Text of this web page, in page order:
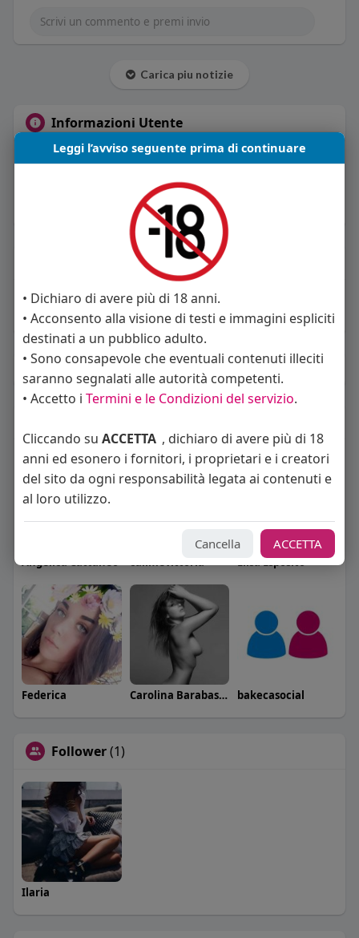
Carica piu notizie
Informazioni Utente
post
Sto cercando:
donne
Orientamento sessuale: eterosessuale
Album (0)
Angelica Cattaneo callmevittoria Elisa Esposito
Federica Carolina Barabaschi bakecasocial
Follower(1)
Ilaria
Leggi l’avviso seguente prima di continuare
• Dichiaro di avere più di 18 anni.
• Acconsento alla visione di testi e immagini espliciti
destinati a un pubblico adulto.
• Sono consapevole che eventuali contenuti illeciti
saranno segnalati alle autorità competenti.
• Accetto i Termini e le Condizioni del servizio.
Cliccando su ACCETTA , dichiaro di avere più di 18
anni ed esonero i fornitori, i proprietari e i creatori
del sito da ogni responsabilità legata ai contenuti e
al loro utilizzo.
Cancella ACCETTA